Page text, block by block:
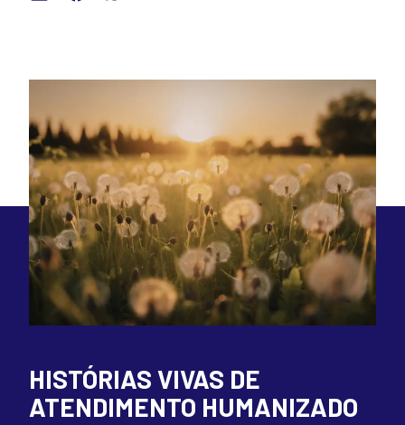
HISTÓRIAS VIVAS DE
ATENDIMENTO HUMANIZADO